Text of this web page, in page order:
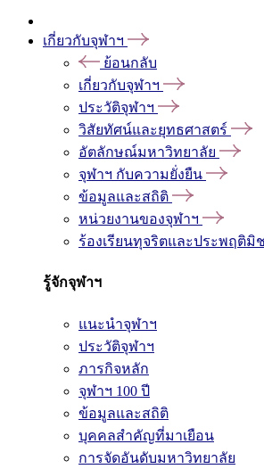
เกี่ยวกับจุฬาฯ
ย้อนกลับ
เกี่ยวกับจุฬาฯ
ประวัติจุฬาฯ
วิสัยทัศน์และยุทธศาสตร์
อัตลักษณ์มหาวิทยาลัย
จุฬาฯ กับความยั่งยืน
ข้อมูลและสถิติ
หน่วยงานของจุฬาฯ
ร้องเรียนทุจริตและประพฤติมิ
รู้จักจุฬาฯ
แนะนำจุฬาฯ
ประวัติจุฬาฯ
ภารกิจหลัก
จุฬาฯ 100 ปี
ข้อมูลและสถิติ
บุคคลสำคัญที่มาเยือน
การจัดอันดับมหาวิทยาลัย